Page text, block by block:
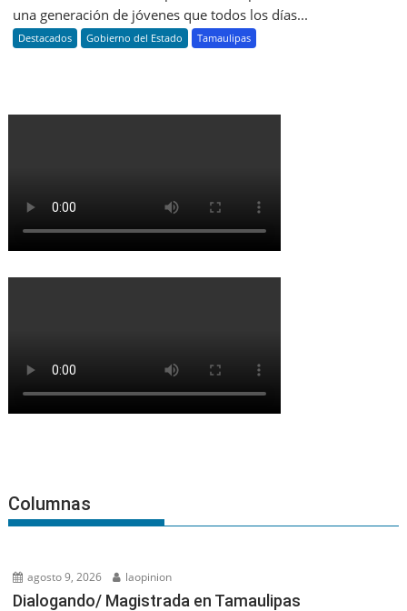
una generación de jóvenes que todos los días...
Destacados Gobierno del Estado Tamaulipas
Columnas
agosto 9, 2026 laopinion
Dialogando/ Magistrada en Tamaulipas